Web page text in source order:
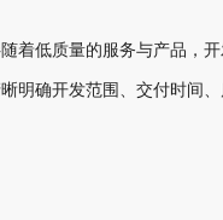
随着低质量的服务与产品，
明确开发范围、交付时间